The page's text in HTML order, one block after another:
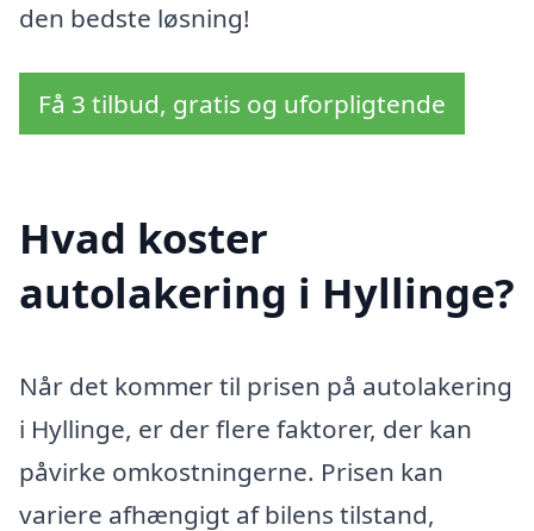
den bedste løsning!
Få 3 tilbud, gratis og uforpligtende
Hvad koster
autolakering i Hyllinge?
Når det kommer til prisen på autolakering
i Hyllinge, er der flere faktorer, der kan
påvirke omkostningerne. Prisen kan
variere afhængigt af bilens tilstand,